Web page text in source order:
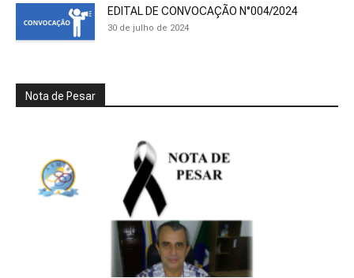
EDITAL DE CONVOCAÇÃO N°004/2024
30 de julho de 2024
Nota de Pesar